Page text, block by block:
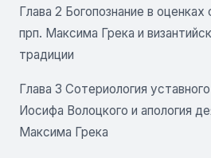
Глава 2 Богопознание в
прп. Максима Грека и
традиции
Глава 3 Сотериология
Иосифа Волоцкого и апология
Максима Грека